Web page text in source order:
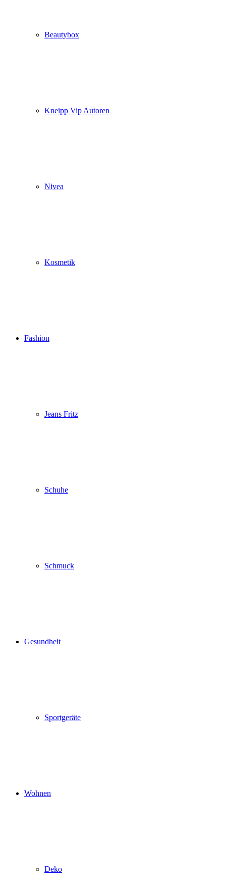
Beautybox
Kneipp Vip Autoren
Nivea
Kosmetik
Fashion
Jeans Fritz
Schuhe
Schmuck
Gesundheit
Sportgeräte
Wohnen
Deko